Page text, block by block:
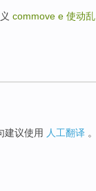
commove e 使动乱
建议使用 人工翻译